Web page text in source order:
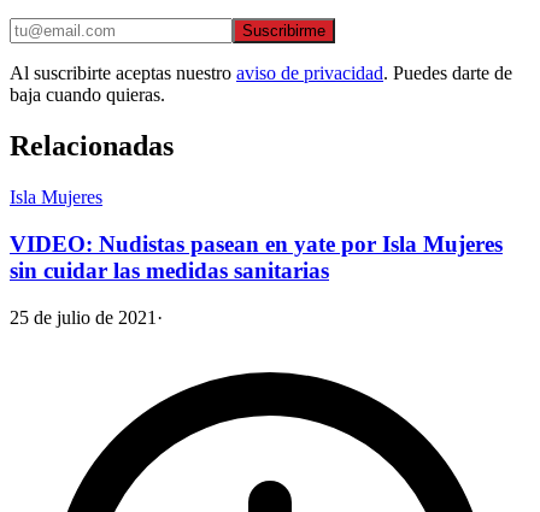
Suscribirme
Al suscribirte aceptas nuestro aviso de privacidad. Puedes darte de
baja cuando quieras.
Relacionadas
Isla Mujeres
VIDEO: Nudistas pasean en yate por Isla Mujeres
sin cuidar las medidas sanitarias
25 de julio de 2021 ·